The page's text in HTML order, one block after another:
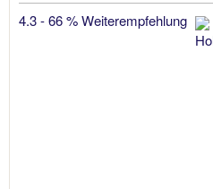
4.3 - 66 % Weiterempfehlung